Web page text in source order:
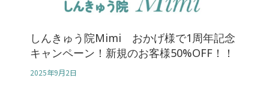
しんきゅう院Mimi おかげ様で1周年記念
キャンペーン！新規のお客様50%OFF！！
2025年9月2日